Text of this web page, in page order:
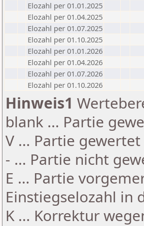
Elozahl per 01.01.2025
Elozahl per 01.04.2025
Elozahl per 01.07.2025
Elozahl per 01.10.2025
Elozahl per 01.01.2026
Elozahl per 01.04.2026
Elozahl per 01.07.2026
Elozahl per 01.10.2026
Hinweis1
blank ... Partie
V ... Partie
- ... Partie nicht
E ... Partie
Einstiegselozahl in
K ... Korrektur